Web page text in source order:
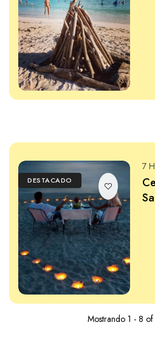
DESTACADO
7
Mostrando 1 - 8 of